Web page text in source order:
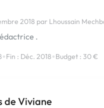
2018 par Lhoussain
.
•Fin : Déc. 2018•Budget : 30 €
de Viviane